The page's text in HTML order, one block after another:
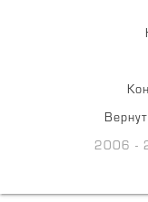
2006 -